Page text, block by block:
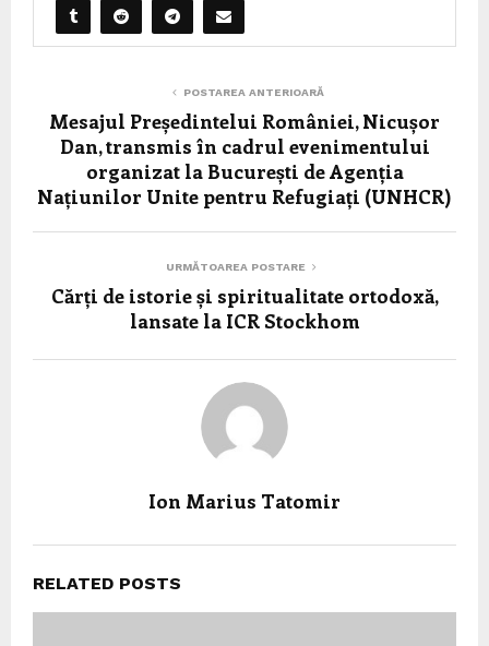
POSTAREA ANTERIOARĂ
Mesajul Președintelui României, Nicușor
Dan, transmis în cadrul evenimentului
organizat la București de Agenția
Națiunilor Unite pentru Refugiați (UNHCR)
URMĂTOAREA POSTARE
Cărți de istorie și spiritualitate ortodoxă,
lansate la ICR Stockhom
Ion Marius Tatomir
RELATED POSTS